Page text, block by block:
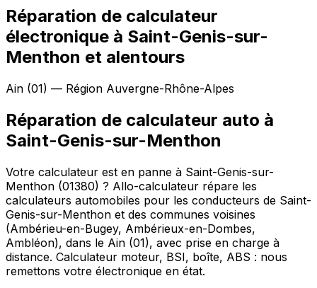
Réparation de calculateur
électronique à Saint-Genis-sur-
Menthon et alentours
Ain (01) — Région Auvergne-Rhône-Alpes
Réparation de calculateur auto à
Saint-Genis-sur-Menthon
Votre calculateur est en panne à Saint-Genis-sur-
Menthon (01380) ? Allo-calculateur répare les
calculateurs automobiles pour les conducteurs de Saint-
Genis-sur-Menthon et des communes voisines
(Ambérieu-en-Bugey, Ambérieux-en-Dombes,
Ambléon), dans le Ain (01), avec prise en charge à
distance. Calculateur moteur, BSI, boîte, ABS : nous
remettons votre électronique en état.